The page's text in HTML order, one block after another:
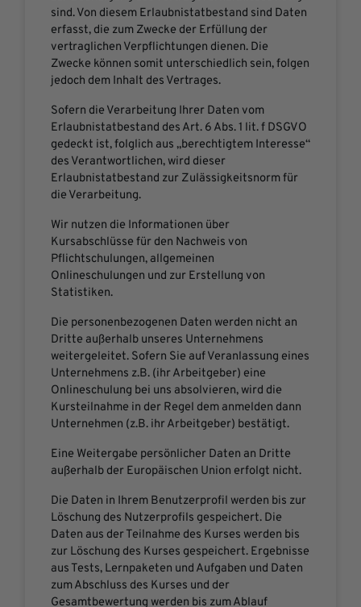
sind. Von diesem Erlaubnistatbestand sind Daten
erfasst, die zum Zwecke der Erfüllung der
vertraglichen Verpflichtungen dienen. Die
Zwecke können somit unterschiedlich sein, folgen
jedoch dem Inhalt des Vertrages.
Sofern die Verarbeitung Ihrer Daten vom
Erlaubnistatbestand des Art. 6 Abs. 1 lit. f DSGVO
gedeckt ist, folglich aus „berechtigtem Interesse“
des Verantwortlichen, wird dieser
Erlaubnistatbestand zur Zulässigkeitsnorm für
die Verarbeitung.
Wir nutzen die Informationen über
Kursabschlüsse für den Nachweis von
Pflichtschulungen, allgemeinen
Onlineschulungen und zur Erstellung von
Statistiken.
Die personenbezogenen Daten werden nicht an
Dritte außerhalb unseres Unternehmens
weitergeleitet. Sofern Sie auf Veranlassung eines
Unternehmens z.B. (ihr Arbeitgeber) eine
Onlineschulung bei uns absolvieren, wird die
Kursteilnahme in der Regel dem anmelden dann
Unternehmen (z.B. ihr Arbeitgeber) bestätigt.
Eine Weitergabe persönlicher Daten an Dritte
außerhalb der Europäischen Union erfolgt nicht.
Die Daten in Ihrem Benutzerprofil werden bis zur
Löschung des Nutzerprofils gespeichert. Die
Daten aus der Teilnahme des Kurses werden bis
zur Löschung des Kurses gespeichert. Ergebnisse
aus Tests, Lernpaketen und Aufgaben und Daten
zum Abschluss des Kurses und der
Gesamtbewertung werden bis zum Ablauf